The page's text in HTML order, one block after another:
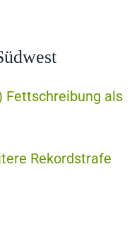
Fettschreibung als
Rekordstrafe